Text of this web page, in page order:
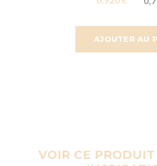
AJOUTER AU
VOIR CE